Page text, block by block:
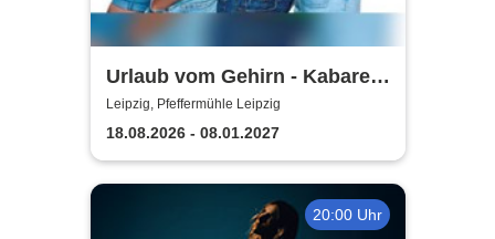
Urlaub vom Gehirn - Kabarett
Leipziger Pfeffermühle
Leipzig, Pfeffermühle Leipzig
18.08.2026 - 08.01.2027
20:00 Uhr